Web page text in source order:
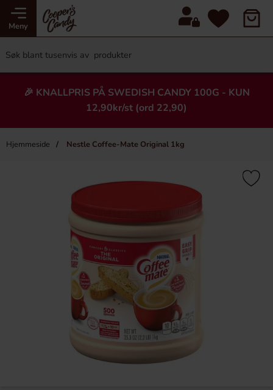
Meny
🎉 KNALLPRIS PÅ SWEDISH CANDY 100G - KUN
12,90kr/st (ord 22,90)
Hjemmeside Nestle Coffee-Mate Original 1kg
Heading
×